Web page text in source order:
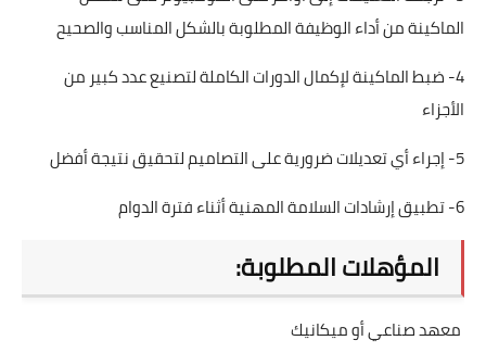
الماكينة من أداء الوظيفة المطلوبة بالشكل المناسب والصحيح
4- ضبط الماكينة لإكمال الدورات الكاملة لتصنيع عدد كبير من
الأجزاء
5- إجراء أي تعديلات ضرورية على التصاميم لتحقيق نتيجة أفضل
6- تطبيق إرشادات السلامة المهنية أثناء فترة الدوام
المؤهلات المطلوبة:
معهد صناعي أو ميكانيك